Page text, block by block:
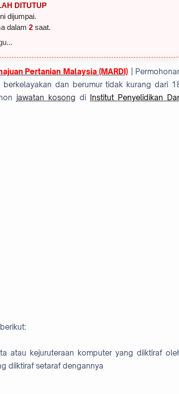
DITUTUP
dijumpai.
dalam 1saat.
Pertanian Malaysia (MARDI) |
dan berumur tidak kurang dari
jawatan kosong di Institut Penyelidikan
atau kejuruteraan komputer yang diiktiraf
diiktiraf setaraf dengannya